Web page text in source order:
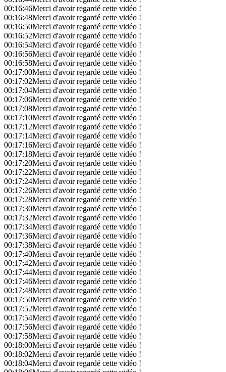
00:16:46Merci d'avoir regardé cette vidéo !
00:16:48Merci d'avoir regardé cette vidéo !
00:16:50Merci d'avoir regardé cette vidéo !
00:16:52Merci d'avoir regardé cette vidéo !
00:16:54Merci d'avoir regardé cette vidéo !
00:16:56Merci d'avoir regardé cette vidéo !
00:16:58Merci d'avoir regardé cette vidéo !
00:17:00Merci d'avoir regardé cette vidéo !
00:17:02Merci d'avoir regardé cette vidéo !
00:17:04Merci d'avoir regardé cette vidéo !
00:17:06Merci d'avoir regardé cette vidéo !
00:17:08Merci d'avoir regardé cette vidéo !
00:17:10Merci d'avoir regardé cette vidéo !
00:17:12Merci d'avoir regardé cette vidéo !
00:17:14Merci d'avoir regardé cette vidéo !
00:17:16Merci d'avoir regardé cette vidéo !
00:17:18Merci d'avoir regardé cette vidéo !
00:17:20Merci d'avoir regardé cette vidéo !
00:17:22Merci d'avoir regardé cette vidéo !
00:17:24Merci d'avoir regardé cette vidéo !
00:17:26Merci d'avoir regardé cette vidéo !
00:17:28Merci d'avoir regardé cette vidéo !
00:17:30Merci d'avoir regardé cette vidéo !
00:17:32Merci d'avoir regardé cette vidéo !
00:17:34Merci d'avoir regardé cette vidéo !
00:17:36Merci d'avoir regardé cette vidéo !
00:17:38Merci d'avoir regardé cette vidéo !
00:17:40Merci d'avoir regardé cette vidéo !
00:17:42Merci d'avoir regardé cette vidéo !
00:17:44Merci d'avoir regardé cette vidéo !
00:17:46Merci d'avoir regardé cette vidéo !
00:17:48Merci d'avoir regardé cette vidéo !
00:17:50Merci d'avoir regardé cette vidéo !
00:17:52Merci d'avoir regardé cette vidéo !
00:17:54Merci d'avoir regardé cette vidéo !
00:17:56Merci d'avoir regardé cette vidéo !
00:17:58Merci d'avoir regardé cette vidéo !
00:18:00Merci d'avoir regardé cette vidéo !
00:18:02Merci d'avoir regardé cette vidéo !
00:18:04Merci d'avoir regardé cette vidéo !